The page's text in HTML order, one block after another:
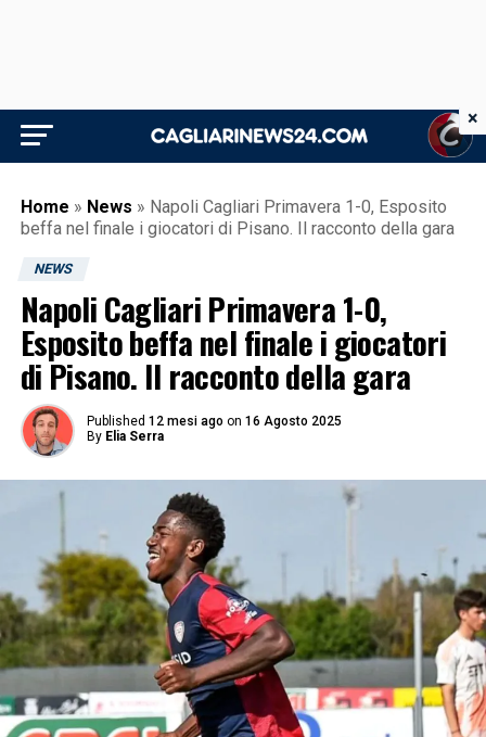
Home » News » Napoli Cagliari Primavera 1-0, Esposito
beffa nel finale i giocatori di Pisano. Il racconto della gara
NEWS
Napoli Cagliari Primavera 1-0,
Esposito beffa nel finale i giocatori
di Pisano. Il racconto della gara
Published 12 mesi ago on 16 Agosto 2025
By Elia Serra
×